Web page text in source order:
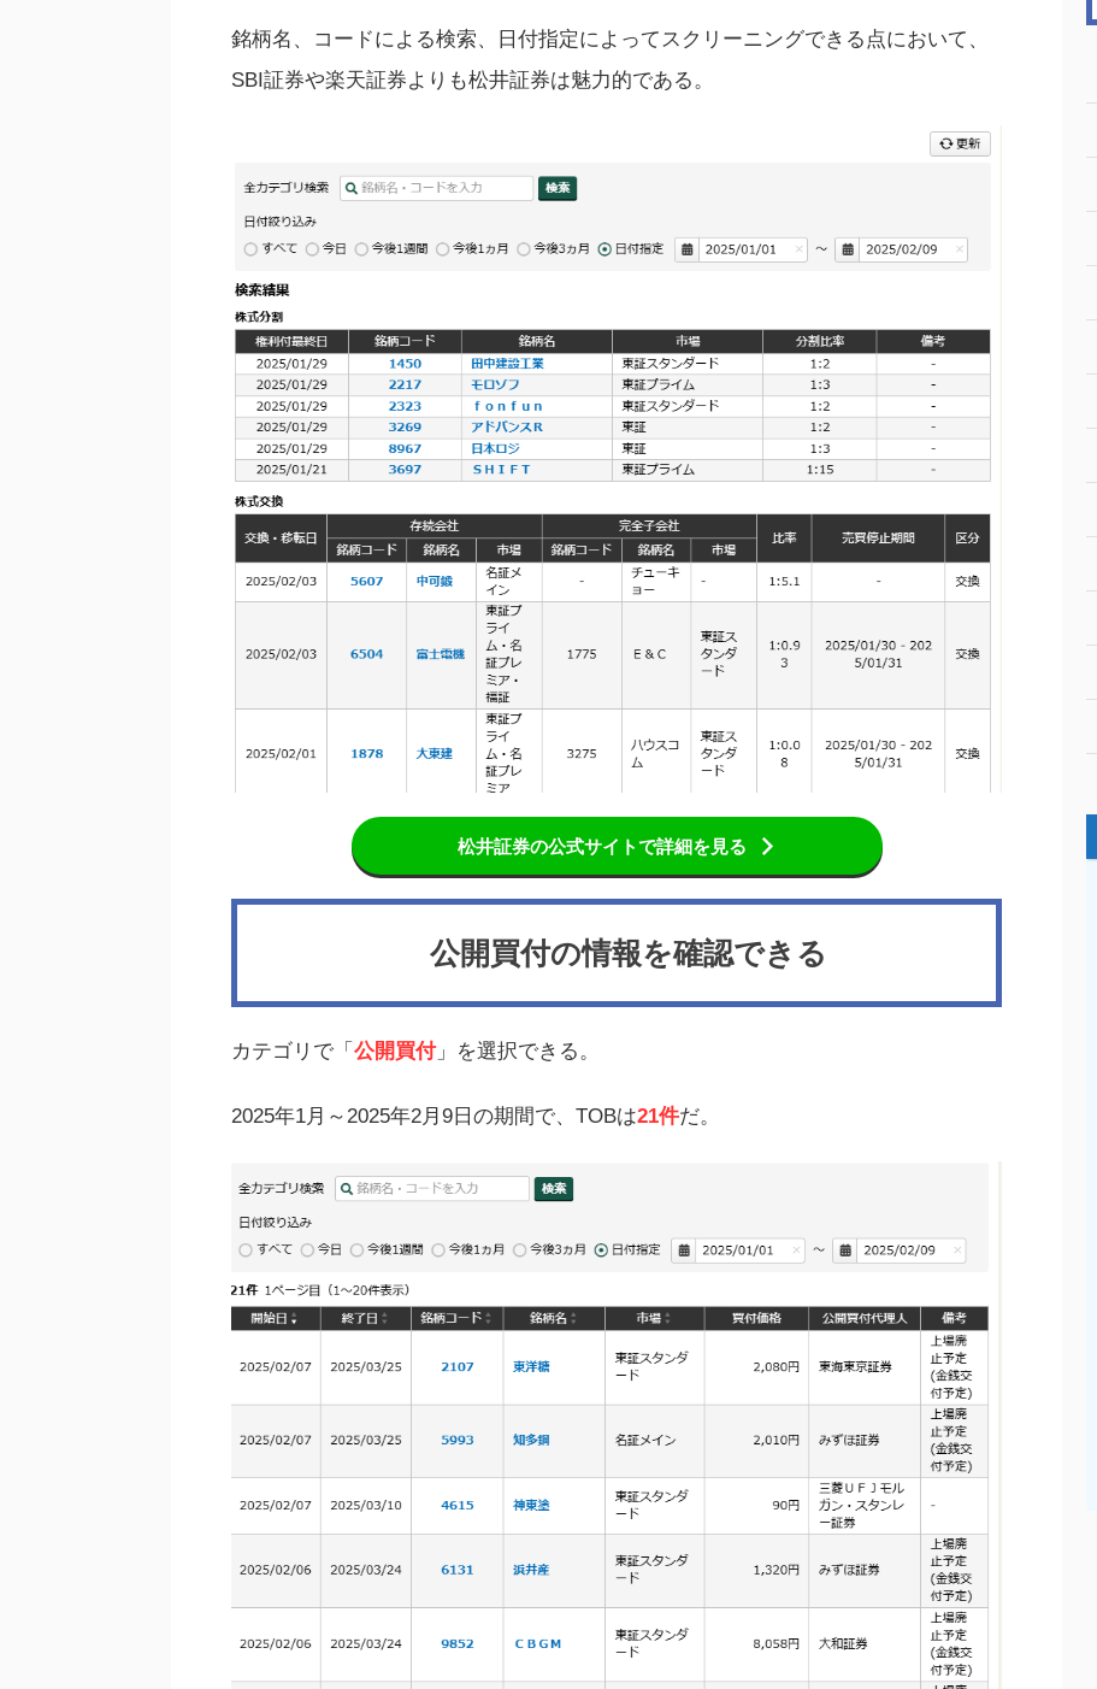
銘柄名、コードによる検索、日付指定によってスクリーニングできる点において、
SBI証券や楽天証券よりも松井証券は魅力的である。
松井証券の公式サイトで詳細を見る
公開買付の情報を確認できる
カテゴリで「 公開買付」を選択できる。
2025年1月～2025年2月9日の期間で、TOBは21件だ。